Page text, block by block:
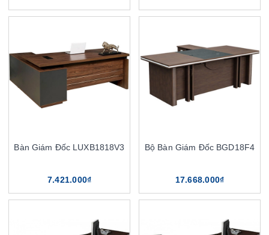
Bàn Giám Đốc LUXB1818V3
7.421.000₫
Bộ Bàn Giám Đốc BGD18F4
17.668.000₫